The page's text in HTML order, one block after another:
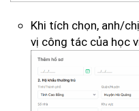
Khi tích chọn, anh/
vị công tác của học